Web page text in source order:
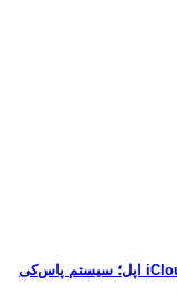
افشای نشت آدرس IP در iCloud Private Relay اپل؛ سیستم پاس‌کی